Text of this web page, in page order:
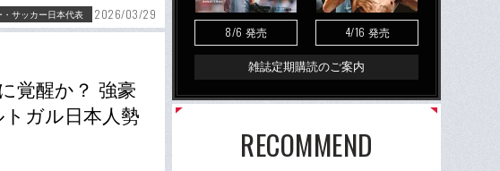
・サッカー日本代表 2026/03/29
覚醒か？ 強豪
ガル日本人勢
8/6 発売 4/16 発売
雑誌定期購読のご案内
RECOMMEND